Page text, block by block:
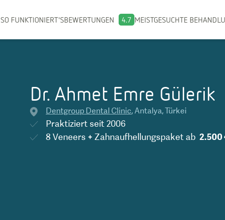
SO FUNKTIONIERT'SBEWERTUNGEN 4.7 MEISTGESUCHTE
Dr. Ahmet Emre Gülerik
Dentgroup Dental Clinic,Antalya,Türkei
Praktiziert seit 2006
8 Veneers + Zahnaufhellungspaket ab 2.500